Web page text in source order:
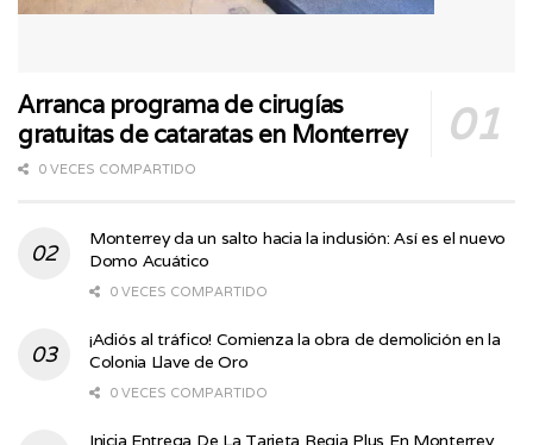
Arranca programa de cirugías
gratuitas de cataratas en Monterrey
0 VECES COMPARTIDO
Monterrey da un salto hacia la inclusión: Así es el nuevo
Domo Acuático
0 VECES COMPARTIDO
¡Adiós al tráfico! Comienza la obra de demolición en la
Colonia Llave de Oro
0 VECES COMPARTIDO
Inicia Entrega De La Tarjeta Regia Plus En Monterrey